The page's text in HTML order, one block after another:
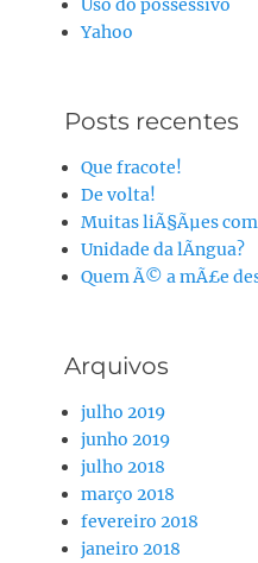
Uso do possessivo
Yahoo
Posts recentes
Que fracote!
De volta!
Muitas liÃ§Ãµes
Unidade da lÃ­ngua?
Quem Ã© a mÃ£e
Arquivos
julho 2019
junho 2019
julho 2018
março 2018
fevereiro 2018
janeiro 2018